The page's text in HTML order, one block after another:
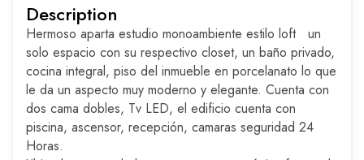
Description
Hermoso aparta estudio monoambiente estilo loft un
solo espacio con su respectivo closet, un baño privado,
cocina integral, piso del inmueble en porcelanato lo que
le da un aspecto muy moderno y elegante. Cuenta con
dos cama dobles, Tv LED, el edificio cuenta con
piscina, ascensor, recepción, camaras seguridad 24
Horas.